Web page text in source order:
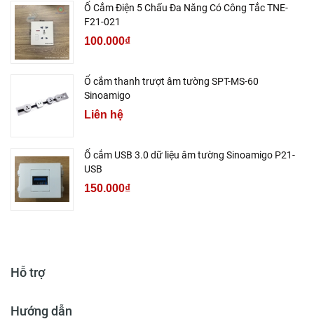
Ổ Cắm Điện 5 Chấu Đa Năng Có Công Tắc TNE-
F21-021
100.000₫
Ổ cắm thanh trượt âm tường SPT-MS-60
Sinoamigo
Liên hệ
Ổ cắm USB 3.0 dữ liệu âm tường Sinoamigo P21-
USB
150.000₫
Hỗ trợ
Hướng dẫn